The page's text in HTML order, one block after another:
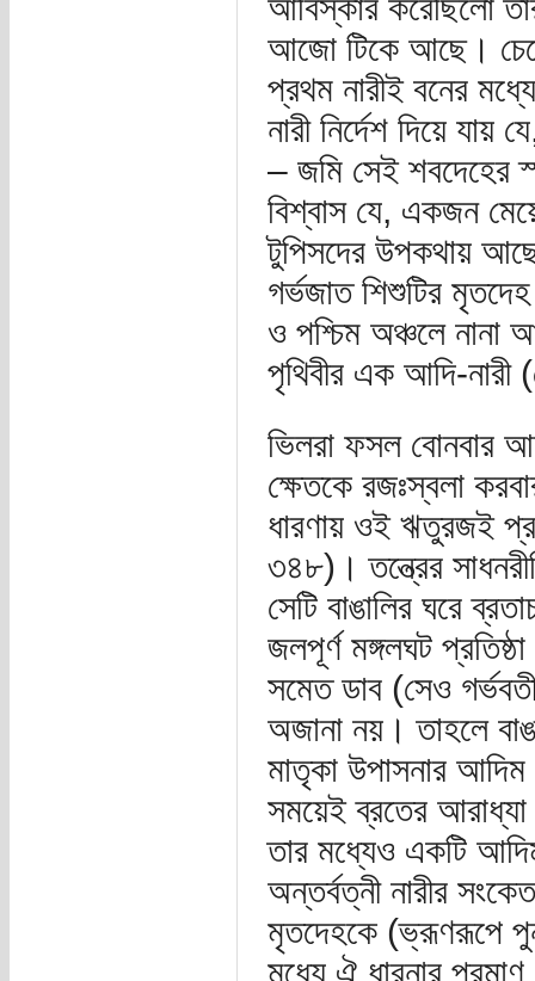
আজো টিকে আছে।
প্রথম নারীই বনের
নারী নির্দেশ দিয়ে যায়
– জমি সেই শবদেহের
বিশ্বাস যে, একজন
টুপিসদের উপকথায়
গর্ভজাত শিশুটির
ও পশ্চিম অঞ্চলে নানা
পৃথিবীর এক আদি-
ভিলরা ফসল বোনবার
ক্ষেতকে রজঃস্বলা
ধারণায় ওই ঋতুরজই
৩৪৮)। তন্ত্রের
সেটি বাঙালির ঘরে
জলপূর্ণ মঙ্গলঘট
সমেত ডাব (সেও
অজানা নয়। তাহলে
মাতৃকা উপাসনার
সময়েই ব্রতের আরাধ্যা
তার মধ্যেও একটি
অন্তর্বত্নী নারীর
মৃতদেহকে (ভ্রূণরূপে
মধ্যে ঐ ধারনার